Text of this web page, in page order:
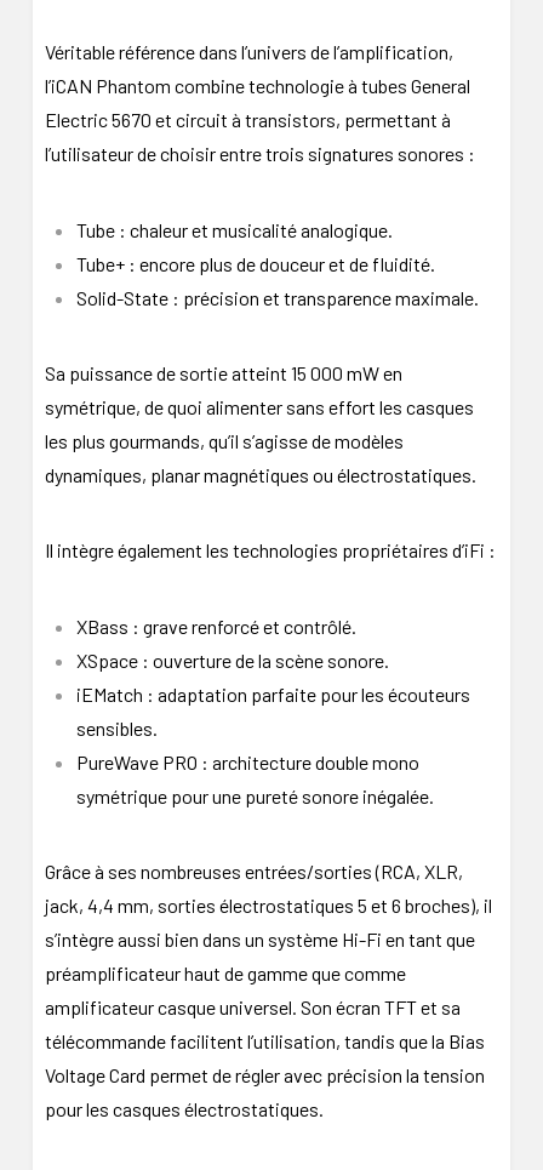
Véritable référence dans l’univers de l’amplification,
l’iCAN Phantom combine technologie à tubes General
Electric 5670 et circuit à transistors, permettant à
l’utilisateur de choisir entre trois signatures sonores :
Tube : chaleur et musicalité analogique.
Tube+ : encore plus de douceur et de fluidité.
Solid-State : précision et transparence maximale.
Sa puissance de sortie atteint 15 000 mW en
symétrique, de quoi alimenter sans effort les casques
les plus gourmands, qu’il s’agisse de modèles
dynamiques, planar magnétiques ou électrostatiques.
Il intègre également les technologies propriétaires d’iFi :
XBass : grave renforcé et contrôlé.
XSpace : ouverture de la scène sonore.
iEMatch : adaptation parfaite pour les écouteurs
sensibles.
PureWave PRO : architecture double mono
symétrique pour une pureté sonore inégalée.
Grâce à ses nombreuses entrées/sorties (RCA, XLR,
jack, 4,4 mm, sorties électrostatiques 5 et 6 broches), il
s’intègre aussi bien dans un système Hi-Fi en tant que
préamplificateur haut de gamme que comme
amplificateur casque universel. Son écran TFT et sa
télécommande facilitent l’utilisation, tandis que la Bias
Voltage Card permet de régler avec précision la tension
pour les casques électrostatiques.